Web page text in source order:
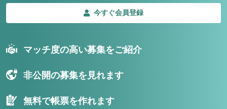
今すぐ会員登録
マッチ度の高い募集をご紹介
非公開の募集を見れます
無料で帳票を作れます